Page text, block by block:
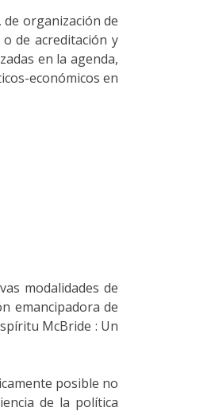
organización de
de acreditación y
en la agenda,
económicos en
modalidades de
emancipadora de
McBride : Un
posible no
de la política